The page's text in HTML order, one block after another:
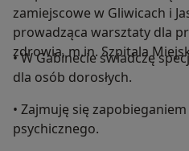
zamiejscowe w Gliwicach i
prowadząca warsztaty dla
zdrowia, m.in. Szpitala
• W Gabinecie świadczę
dla osób dorosłych.
• Zajmuję się
psychicznego.